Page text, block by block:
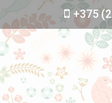
+375